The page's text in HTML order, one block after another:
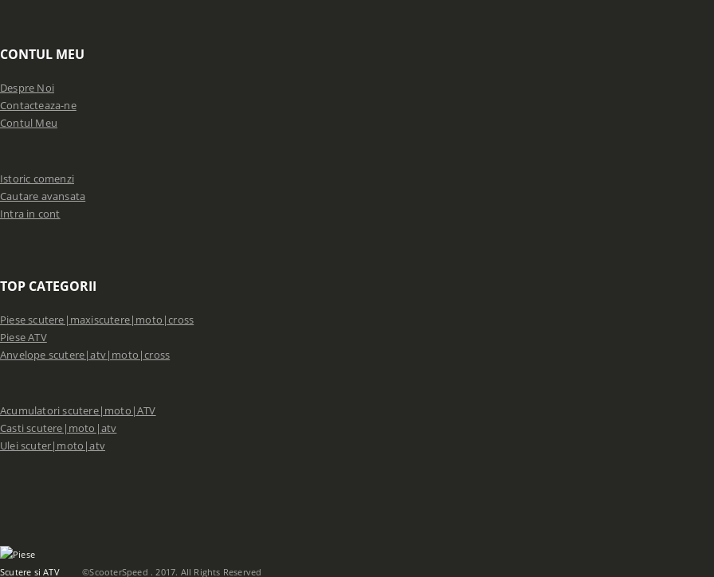
CONTUL MEU
Despre Noi
Contacteaza-ne
Contul Meu
Istoric comenzi
Cautare avansata
Intra in cont
TOP CATEGORII
Piese scutere|maxiscutere|moto|cross
Piese ATV
Anvelope scutere|atv|moto|cross
Acumulatori scutere|moto|ATV
Casti scutere|moto|atv
Ulei scuter|moto|atv
©ScooterSpeed . 2017. All Rights Reserved